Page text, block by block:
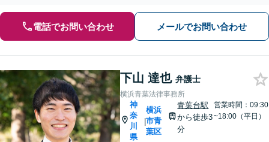
電話でお問い合わせ メールでお問い合わせ
下山 達也 弁護士
横浜青葉法律事務所
神
奈
川
県
|
横浜
市青
葉区
青葉台駅
から徒歩3
分
営業時間：09:30
~18:00（平日）